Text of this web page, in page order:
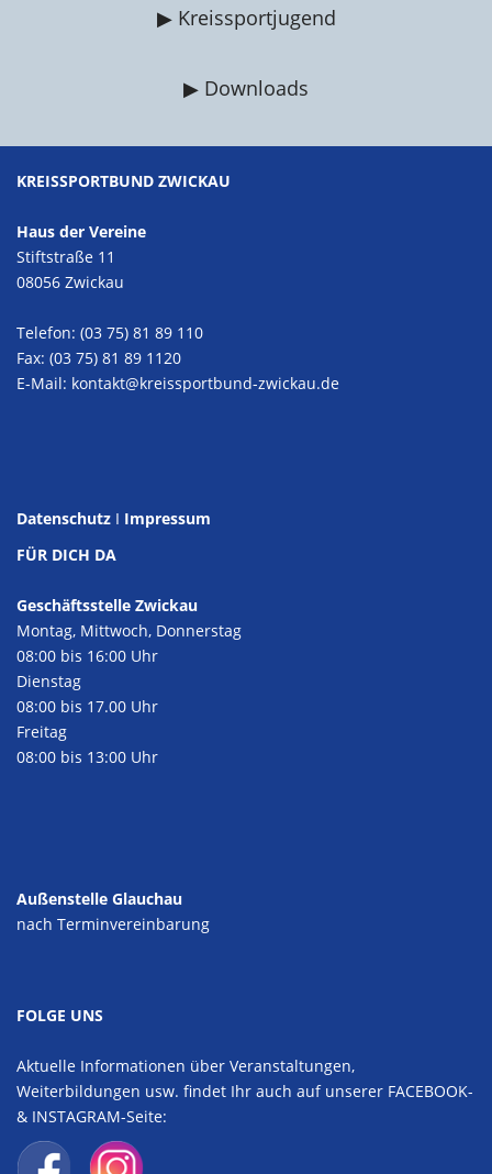
▶ Kreissportjugend
▶ Downloads
KREISSPORTBUND ZWICKAU
Haus der Vereine
Stiftstraße 11
08056 Zwickau
Telefon: (03 75) 81 89 110
Fax: (03 75) 81 89 1120
E-Mail: kontakt@kreissportbund-zwickau.de
Datenschutz I Impressum
FÜR DICH DA
Geschäftsstelle Zwickau
Montag, Mittwoch, Donnerstag
08:00 bis 16:00 Uhr
Dienstag
08:00 bis 17.00 Uhr
Freitag
08:00 bis 13:00 Uhr
Außenstelle Glauchau
nach Terminvereinbarung
FOLGE UNS
Aktuelle Informationen über Veranstaltungen,
Weiterbildungen usw. findet Ihr auch auf unserer FACEBOOK-
& INSTAGRAM-Seite: